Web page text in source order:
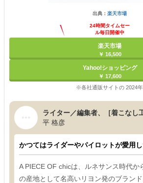
出典： 楽天市場
24時間タイムセー
ル毎日開催中
楽天市場
￥ 16,500
Yahoo!ショッピング
￥ 17,600
※各社通販サイトの 2024
ライター／編集者、［着こなし
平 格彦
かつてはライダーやパイロットが愛用
A PIECE OF chicは、ルネサンス時代か
の産地として名高いリヨン発のブラン